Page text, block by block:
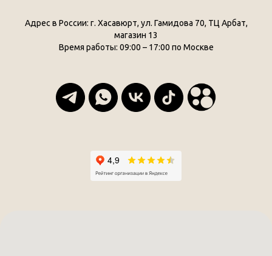
Адрес в России: г. Хасавюрт, ул. Гамидова 70, ТЦ Арбат,
магазин 13
Время работы: 09:00 – 17:00 по Москве